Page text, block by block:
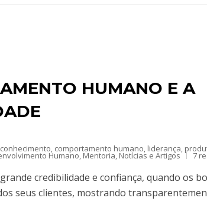
HUMANO E A
, comportamento humano, liderança,
Humano, Mentoria, Notícias e Artigos 7
credibilidade e confiança, quando os
seus clientes, mostrando